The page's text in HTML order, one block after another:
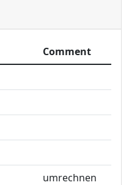
Comment
umrechnen